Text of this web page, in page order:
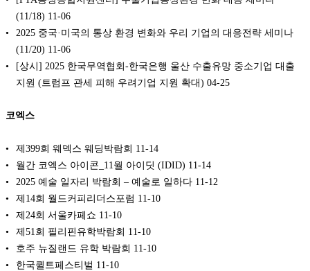
(11/18) 11-06
2025 중국·미국의 통상 환경 변화와 우리 기업의 대응전략 세미나
(11/20) 11-06
[상시] 2025 한국무역협회-한국은행 울산 수출유망 중소기업 대출
지원 (트럼프 관세 피해 우려기업 지원 확대) 04-25
코엑스
제399회 웨덱스 웨딩박람회 11-14
월간 코엑스 아이콘_11월 아이딧 (IDID) 11-14
2025 예술 일자리 박람회 – 예술로 일하다 11-12
제14회 월드커피리더스포럼 11-10
제24회 서울카페쇼 11-10
제51회 필리핀유학박람회 11-10
호주 뉴질랜드 유학 박람회 11-10
한국퀼트페스티벌 11-10